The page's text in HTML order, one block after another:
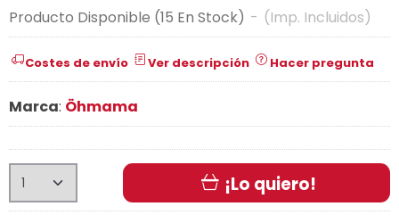
Producto Disponible (15 En Stock) - (Imp. Incluidos)
Costes de envío Ver descripción Hacer pregunta
Marca: Öhmama
¡Lo quiero!